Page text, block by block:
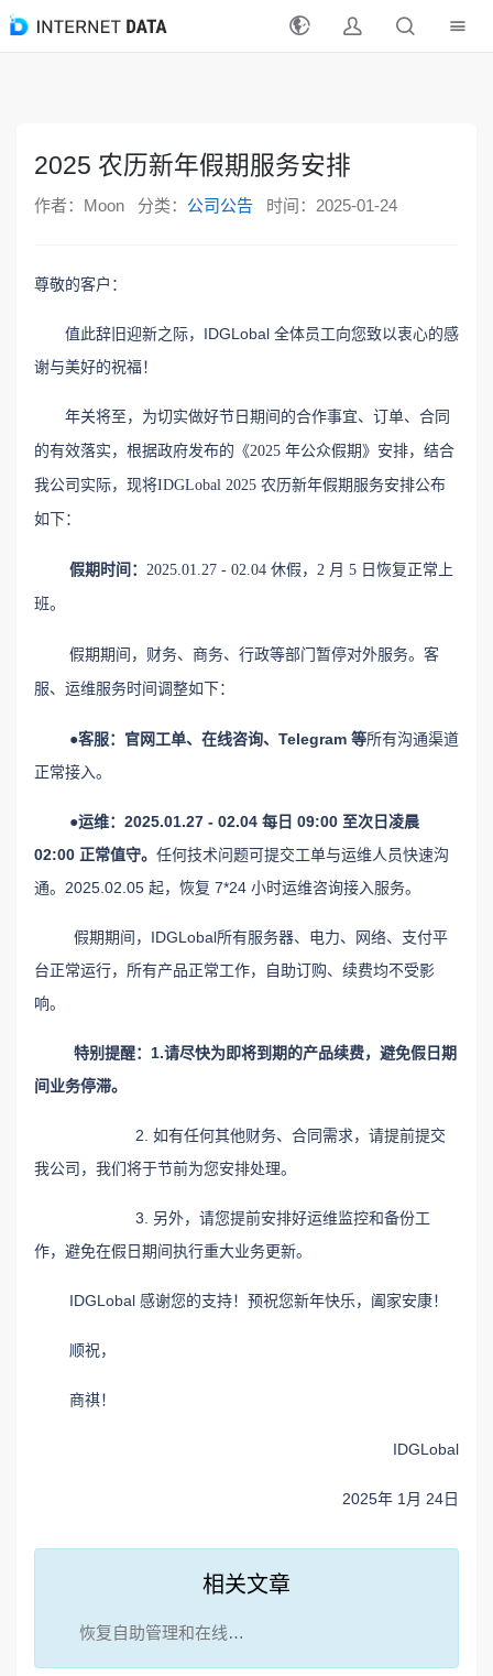
最新活动
支持
支付方式
分销合作
探索更多
2025 农历新年假期服务安排
作者：Moon 分类： 公司公告 时间：2025-01-24
尊敬的客户：
值此辞旧迎新之际， IDGLobal 全体员工向您致以衷心的感
谢与美好的祝福！
年关将至， 为切实做好节日期间的合作事宜、订单、合同
的有效落实，根据政府发布的《2025 年公众假期》安排，结合
我公司实际，现将IDGLobal 2025 农历新年假期服务安排公布
如下：
假期时间： 2025.01.27 - 02.04 休假，2 月 5 日恢复正常上
班。
假期期间，财务、商务、行政等部门暂停对外服务。客
服、运维服务时间调整如下：
●客服：官网工单、在线咨询、Telegram 等所有沟通渠道
正常接入。
●运维：2025.01.27 - 02.04 每日 09:00 至次日凌晨
02:00 正常值守。 任何技术问题可提交工单与运维人员快速沟
通。2025.02.05 起，恢复 7*24 小时运维咨询接入服务。
假期期间， IDGLobal所有服务器、电力、网络、支付平
台正常运行，所有产品正常工作，自助订购、续费均不受影
响。
特别提醒：1.请尽快为即将到期的产品续费，避免假日期
间业务停滞。
2. 如有任何其他财务、合同需求，请提前提交
我公司，我们将于节前为您安排处理。
3. 另外，请您提前安排好运维监控和备份工
作，避免在假日期间执行重大业务更新。
IDGLobal 感谢您的支持！预祝您新年快乐，阖家安康！
顺祝，
商祺！
IDGLobal
2025年 1月 24日
相关文章
恢复自助管理和在线充值服务！